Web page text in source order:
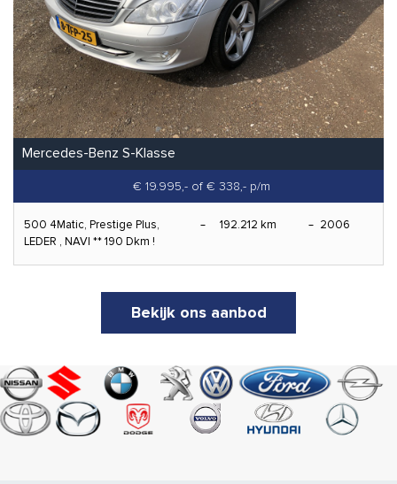
Mercedes-Benz S-Klasse
€ 19.995,- of € 338,- p/m
500 4Matic, Prestige Plus,
LEDER , NAVI ** 190 Dkm !
192.212 km 2006
Bekijk ons aanbod